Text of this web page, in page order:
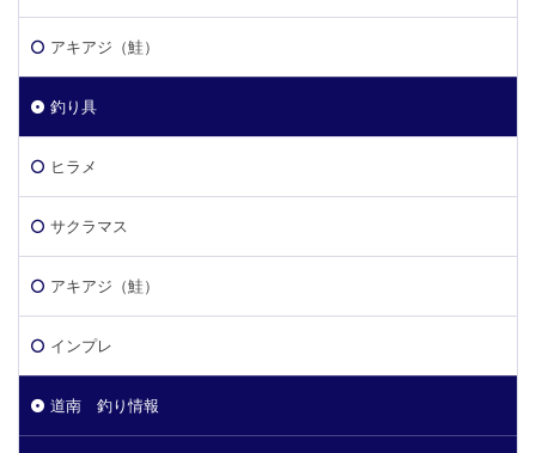
アキアジ（鮭）
釣り具
ヒラメ
サクラマス
アキアジ（鮭）
インプレ
道南 釣り情報